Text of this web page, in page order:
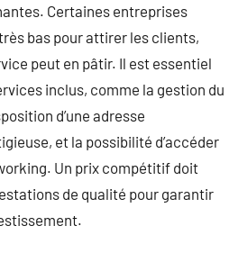
Certaines entreprises
bas pour attirer les clients,
peut en pâtir. Il est essentiel
inclus, comme la gestion du
d’une adresse
et la possibilité d’accéder
Un prix compétitif doit
de qualité pour garantir